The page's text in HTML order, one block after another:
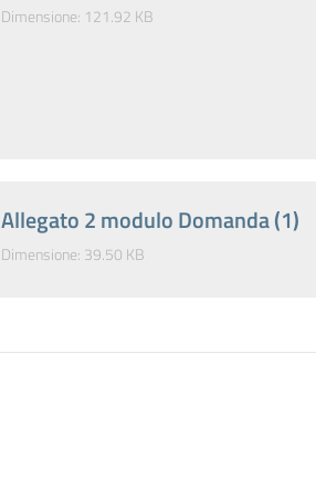
Dimensione: 121.92 KB
Allegato 2 modulo Domanda (1)
Dimensione: 39.50 KB